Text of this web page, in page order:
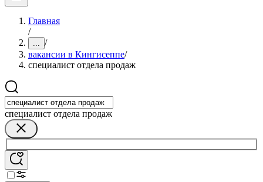
Главная
/
... /
вакансии в Кингисеппе/
специалист отдела продаж
специалист отдела продаж